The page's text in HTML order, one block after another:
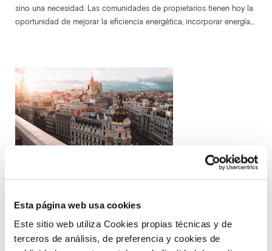
Esta página web usa cookies
Este sitio web utiliza Cookies propias técnicas y de
terceros de análisis, de preferencia y cookies de
sino una necesidad. Las comunidades de propietarios tienen hoy la
oportunidad de mejorar la eficiencia energética, incorporar energías
Consejos para mejorar el aislamiento
térmico de una comunidad
Por Equipo de IESA - Aareon Spain